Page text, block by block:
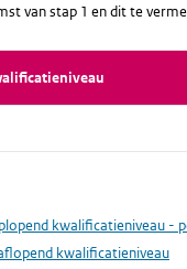
van stap 1 en dit te
kwalificatieniveau -
kwalificatieniveau